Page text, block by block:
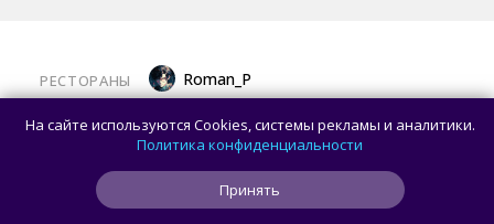
РЕСТОРАНЫ Roman_P
Праймовое меню и авторская Япония:
открылся новый ресторан Atlantica
На сайте используются Cookies, системы рекламы и аналитики.
Политика конфиденциальности
Принять